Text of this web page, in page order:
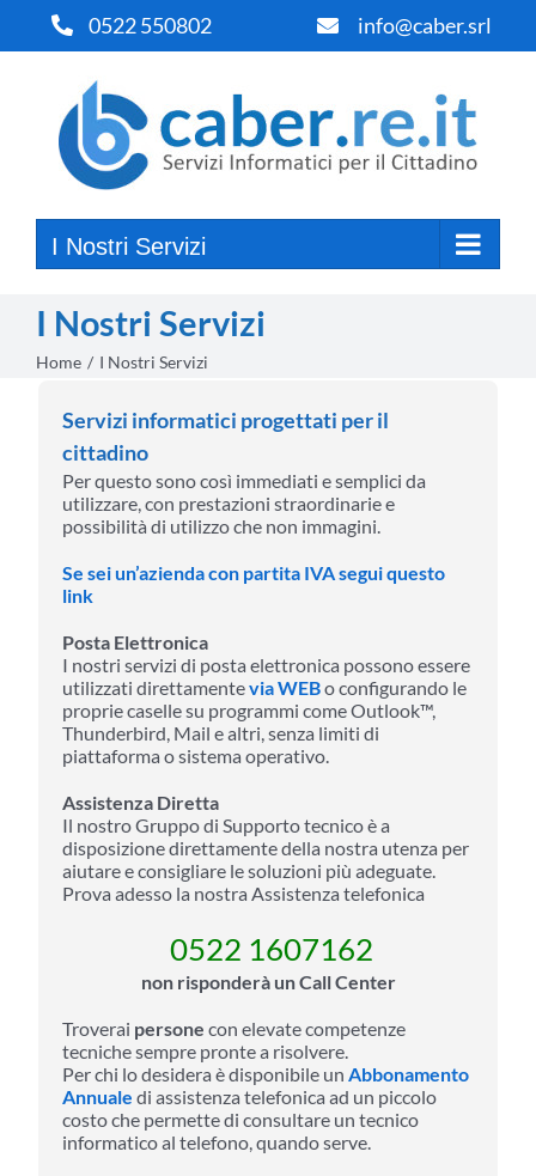
contenuto
0522 550802 info@caber.srl
I Nostri Servizi
I Nostri Servizi
Home I Nostri Servizi
Servizi informatici progettati per il
cittadino
Per questo sono così immediati e semplici da
utilizzare, con prestazioni straordinarie e
possibilità di utilizzo che non immagini.
Se sei un’azienda con partita IVA segui questo
link
Posta Elettronica
I nostri servizi di posta elettronica possono essere
utilizzati direttamentevia WEBo configurando le
proprie caselle su programmi come Outlook™,
Thunderbird, Mail e altri, senza limiti di
piattaforma o sistema operativo.
Assistenza Diretta
Il nostro Gruppo di Supporto tecnico è a
disposizione direttamente della nostra utenza per
aiutare e consigliare le soluzioni più adeguate.
Prova adesso la nostra Assistenza telefonica
0522 1607162
non risponderà un Call Center
Troverai persone con elevate competenze
tecniche sempre pronte a risolvere.
Per chi lo desidera è disponibile un Abbonamento
Annuale di assistenza telefonica ad un piccolo
costo che permette di consultare un tecnico
informatico al telefono, quando serve.